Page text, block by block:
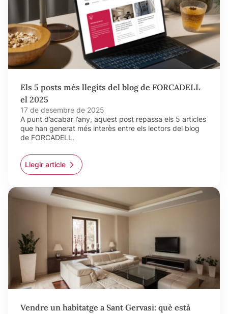
Els 5 posts més llegits del blog de FORCADELL
el 2025
17 de desembre de 2025
A punt d’acabar l’any, aquest post repassa els 5 articles
que han generat més interès entre els lectors del blog
de FORCADELL.
Llegir article
Vendre un habitatge a Sant Gervasi: què està